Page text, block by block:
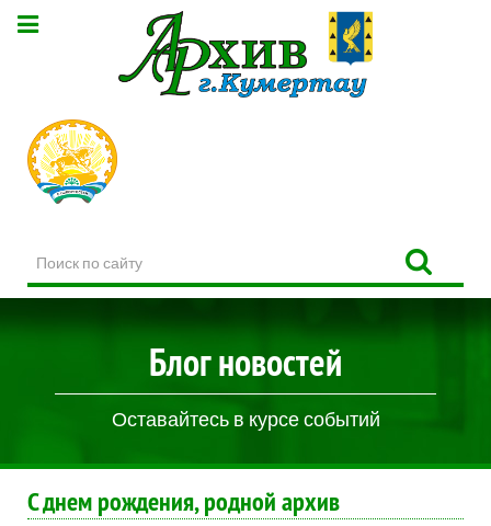
по
сайту
Блог новостей
Оставайтесь в курсе событий
С днем рождения, родной архив